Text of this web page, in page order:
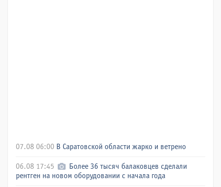
07.08 06:00 В Саратовской области жарко и ветрено
06.08 17:45
Более 36 тысяч балаковцев сделали
рентген на новом оборудовании с начала года